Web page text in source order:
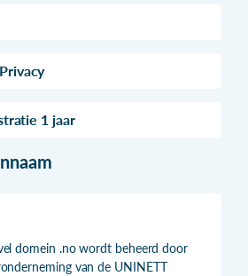
1 jaar
domein .no wordt beheerd door
van de UNINETT